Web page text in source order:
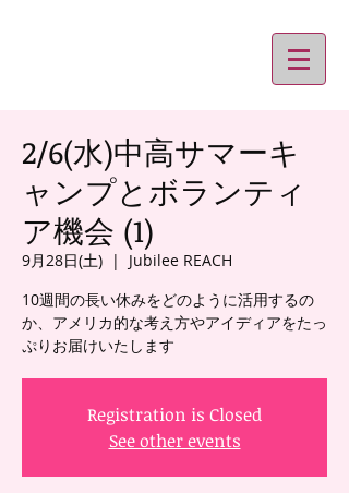
2/6(水)中高サマーキ
ャンプとボランティ
ア機会 (1)
9月28日(土)
  |
Jubilee REACH
10週間の長い休みをどのように活用するの
か、アメリカ的な考え方やアイディアをたっ
ぷりお届けいたします
Registration is Closed
See other events